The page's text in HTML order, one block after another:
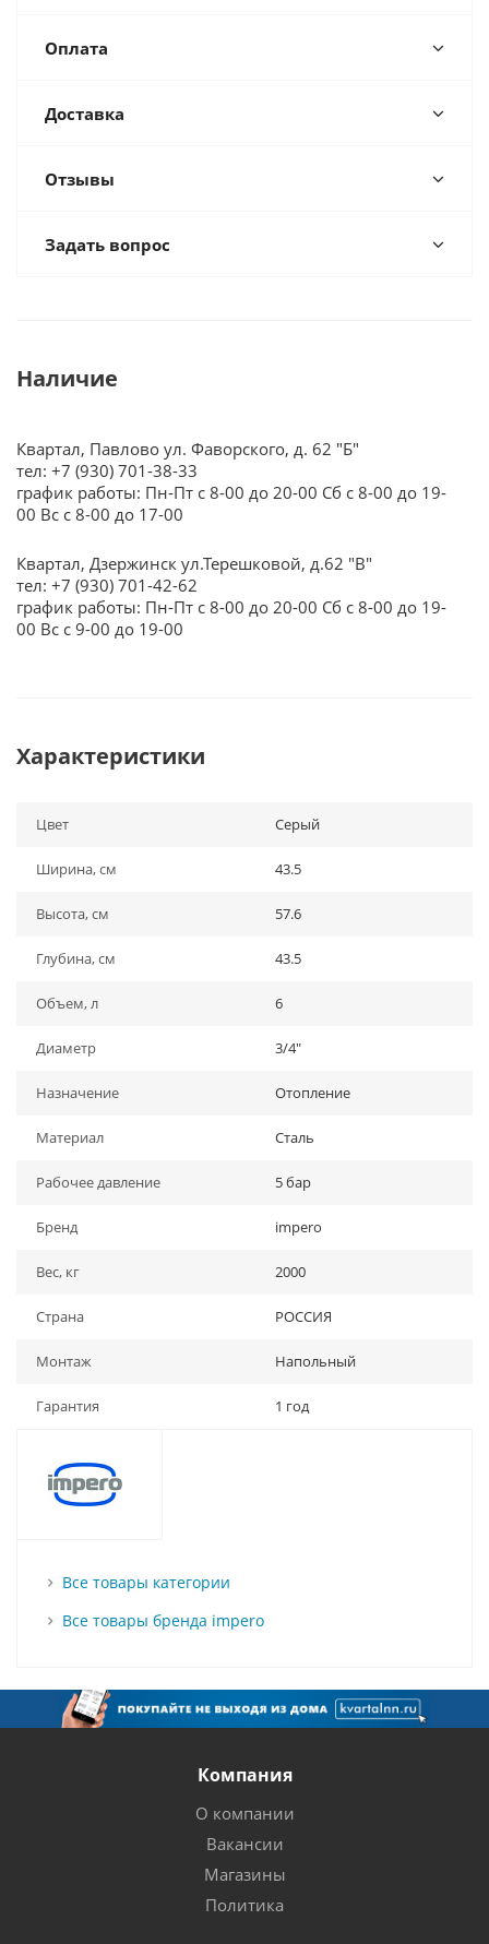
Оплата
Доставка
Отзывы
Задать вопрос
Наличие
Квартал, Павлово ул. Фаворского, д. 62 "Б"
тел: +7 (930) 701-38-33
график работы: Пн-Пт с 8-00 до 20-00 Сб с 8-00 до 19-
00 Вс с 8-00 до 17-00
Квартал, Дзержинск ул.Терешковой, д.62 "В"
тел: +7 (930) 701-42-62
график работы: Пн-Пт с 8-00 до 20-00 Сб с 8-00 до 19-
00 Вс с 9-00 до 19-00
Характеристики
Цвет Серый
Ширина, см 43.5
Высота, см 57.6
Глубина, см 43.5
Объем, л 6
Диаметр 3/4"
Назначение Отопление
Материал Сталь
Рабочее давление 5 бар
Бренд impero
Вес, кг 2000
Страна РОССИЯ
Монтаж Напольный
Гарантия 1 год
Все товары категории
Все товары бренда impero
Компания
О компании
Вакансии
Магазины
Политика